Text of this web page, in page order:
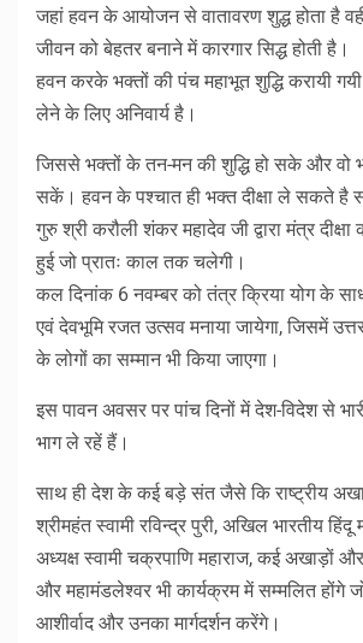
जहां हवन के आयोजन से वातावरण शुद्ध होता है
जीवन को बेहतर बनाने में कारगार सिद्ध होती है।
हवन करके भक्तों की पंच महाभूत शुद्धि करायी गयी
लेने के लिए अनिवार्य है।
जिससे भक्तों के तन-मन की शुद्धि हो सके और वो
सकें। हवन के पश्चात ही भक्त दीक्षा ले सकते है
गुरु श्री करौली शंकर महादेव जी द्वारा मंत्र
हुई जो प्रातः काल तक चलेगी।
कल दिनांक 6 नवम्बर को तंत्र क्रिया योग के
एवं देवभूमि रजत उत्सव मनाया जायेगा, जिसमें
के लोगों का सम्मान भी किया जाएगा।
इस पावन अवसर पर पांच दिनों में देश-विदेश से
भाग ले रहें हैं।
साथ ही देश के कई बड़े संत जैसे कि राष्ट्रीय
श्रीमहंत स्वामी रविन्द्र पुरी, अखिल भारतीय हिंदू
अध्यक्ष स्वामी चक्रपाणि महाराज, कई अखाड़ों
और महामंडलेश्वर भी कार्यक्रम में सम्मलित होंगे
आशीर्वाद और उनका मार्गदर्शन करेंगे।